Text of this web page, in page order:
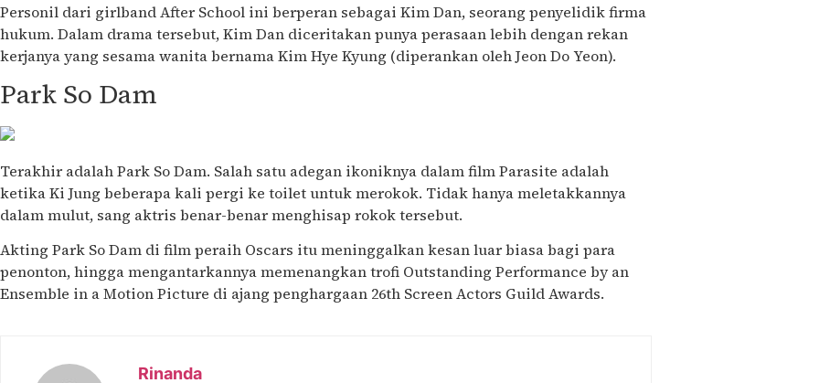
Personil dari girlband After School ini berperan sebagai Kim Dan, seorang penyelidik firma
hukum. Dalam drama tersebut, Kim Dan diceritakan punya perasaan lebih dengan rekan
kerjanya yang sesama wanita bernama Kim Hye Kyung (diperankan oleh Jeon Do Yeon).
Park So Dam
Terakhir adalah Park So Dam. Salah satu adegan ikoniknya dalam film Parasite adalah
ketika Ki Jung beberapa kali pergi ke toilet untuk merokok. Tidak hanya meletakkannya
dalam mulut, sang aktris benar-benar menghisap rokok tersebut.
Akting Park So Dam di film peraih Oscars itu meninggalkan kesan luar biasa bagi para
penonton, hingga mengantarkannya memenangkan trofi Outstanding Performance by an
Ensemble in a Motion Picture di ajang penghargaan 26th Screen Actors Guild Awards.
Rinanda